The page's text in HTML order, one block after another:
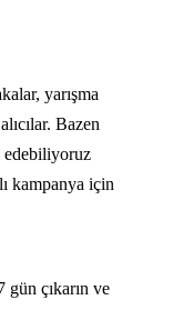
yarışma
Bazen
edebiliyoruz
kampanya için
gün çıkarın ve